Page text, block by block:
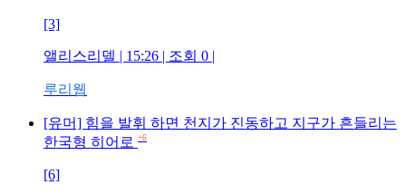
[3]
앨리스리델 | 15:26 | 조회 0 |
루리웹
[유머] 힘을 발휘 하면 천지가 진동하고 지구가 흔들리는
한국형 히어로 +6
[6]